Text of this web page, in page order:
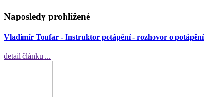
Naposledy prohlížené
Vladimír Toufar - Instruktor potápění - rozhovor o potápění
detail článku ...